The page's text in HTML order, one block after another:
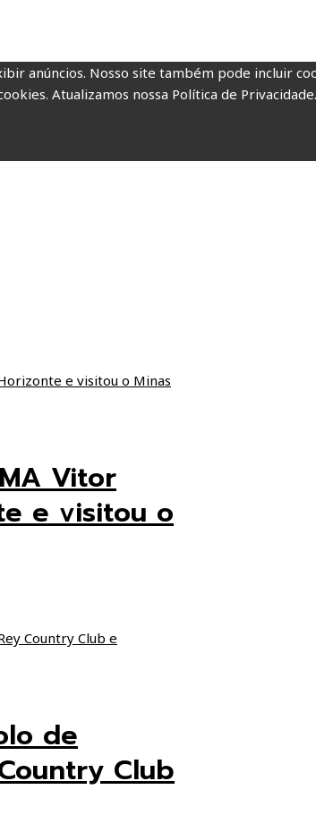
anúncios. Nosso site também pode incluir
Atualizamos nossa Política de
Vitor
e visitou o
de
Club